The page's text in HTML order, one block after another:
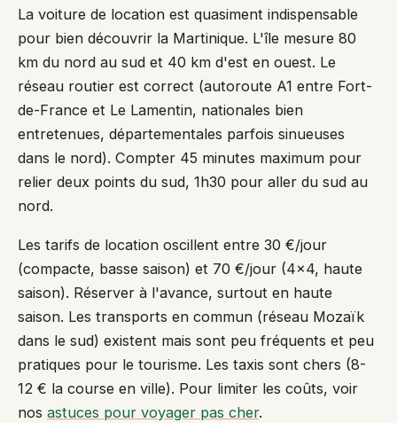
La voiture de location est quasiment indispensable
pour bien découvrir la Martinique. L'île mesure 80
km du nord au sud et 40 km d'est en ouest. Le
réseau routier est correct (autoroute A1 entre Fort-
de-France et Le Lamentin, nationales bien
entretenues, départementales parfois sinueuses
dans le nord). Compter 45 minutes maximum pour
relier deux points du sud, 1h30 pour aller du sud au
nord.
Les tarifs de location oscillent entre 30 €/jour
(compacte, basse saison) et 70 €/jour (4x4, haute
saison). Réserver à l'avance, surtout en haute
saison. Les transports en commun (réseau Mozaïk
dans le sud) existent mais sont peu fréquents et peu
pratiques pour le tourisme. Les taxis sont chers (8-
12 € la course en ville). Pour limiter les coûts, voir
nos astuces pour voyager pas cher.